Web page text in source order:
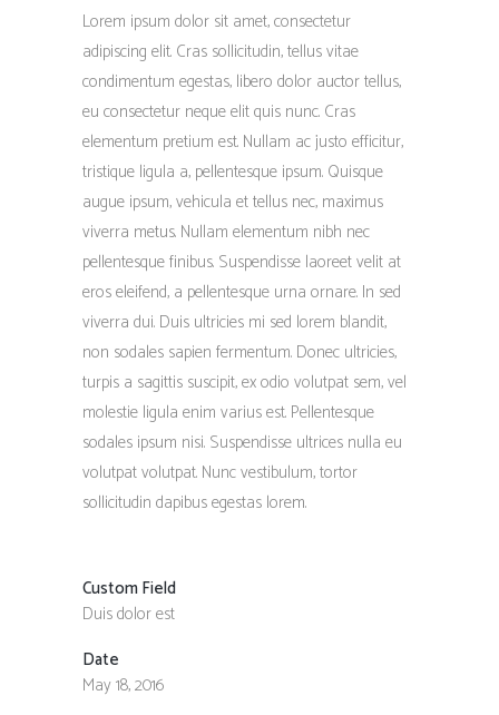
Lorem ipsum dolor sit amet, consectetur
adipiscing elit. Cras sollicitudin, tellus vitae
condimentum egestas, libero dolor auctor tellus,
eu consectetur neque elit quis nunc. Cras
elementum pretium est. Nullam ac justo efficitur,
tristique ligula a, pellentesque ipsum. Quisque
augue ipsum, vehicula et tellus nec, maximus
viverra metus. Nullam elementum nibh nec
pellentesque finibus. Suspendisse laoreet velit at
eros eleifend, a pellentesque urna ornare. In sed
viverra dui. Duis ultricies mi sed lorem blandit,
non sodales sapien fermentum. Donec ultricies,
turpis a sagittis suscipit, ex odio volutpat sem, vel
molestie ligula enim varius est. Pellentesque
sodales ipsum nisi. Suspendisse ultrices nulla eu
volutpat volutpat. Nunc vestibulum, tortor
sollicitudin dapibus egestas lorem.
Custom Field
Duis dolor est
Date
May 18, 2016